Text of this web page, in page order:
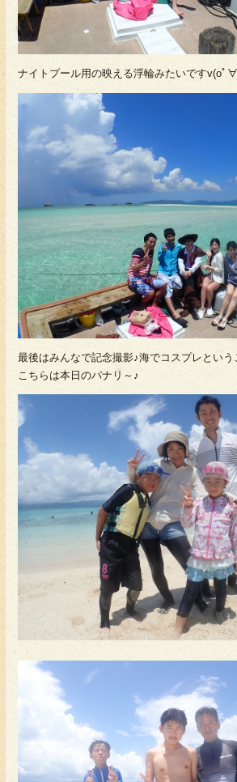
ナイトプール用の映える浮輪みたいですv(oﾟ
最後はみんなで記念撮影♪海でコスプレという
こちらは本日のパナリ～♪